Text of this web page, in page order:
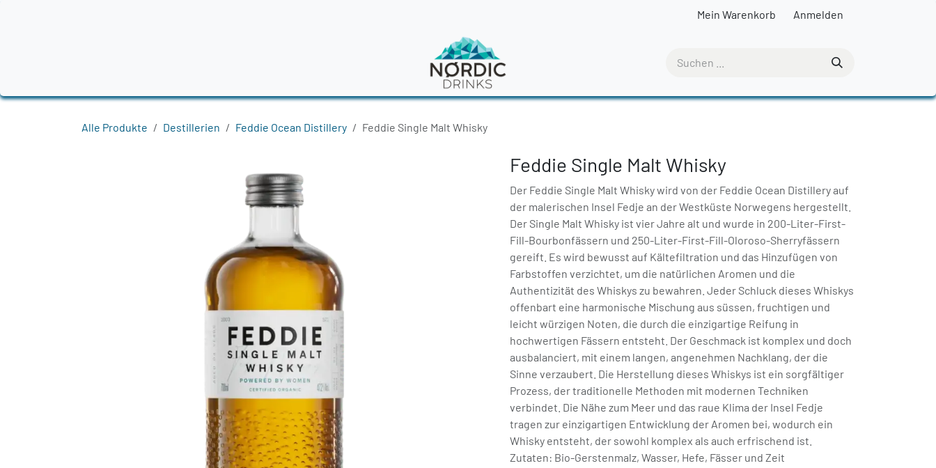
Mein Warenkorb Anmelden
Alle Produkte Destillerien Feddie Ocean Distillery Feddie Single Malt Whisky
Feddie Single Malt Whisky
Der Feddie Single Malt Whisky wird von der Feddie Ocean Distillery auf
der malerischen Insel Fedje an der Westküste Norwegens hergestellt.
Der Single Malt Whisky ist vier Jahre alt und wurde in 200-Liter-First-
Fill-Bourbonfässern und 250-Liter-First-Fill-Oloroso-Sherryfässern
gereift. Es wird bewusst auf Kältefiltration und das Hinzufügen von
Farbstoffen verzichtet, um die natürlichen Aromen und die
Authentizität des Whiskys zu bewahren. Jeder Schluck dieses Whiskys
offenbart eine harmonische Mischung aus süssen, fruchtigen und
leicht würzigen Noten, die durch die einzigartige Reifung in
hochwertigen Fässern entsteht. Der Geschmack ist komplex und doch
ausbalanciert, mit einem langen, angenehmen Nachklang, der die
Sinne verzaubert. Die Herstellung dieses Whiskys ist ein sorgfältiger
Prozess, der traditionelle Methoden mit modernen Techniken
verbindet. Die Nähe zum Meer und das raue Klima der Insel Fedje
tragen zur einzigartigen Entwicklung der Aromen bei, wodurch ein
Whisky entsteht, der sowohl komplex als auch erfrischend ist.
Zutaten: Bio-Gerstenmalz, Wasser, Hefe, Fässer und Zeit